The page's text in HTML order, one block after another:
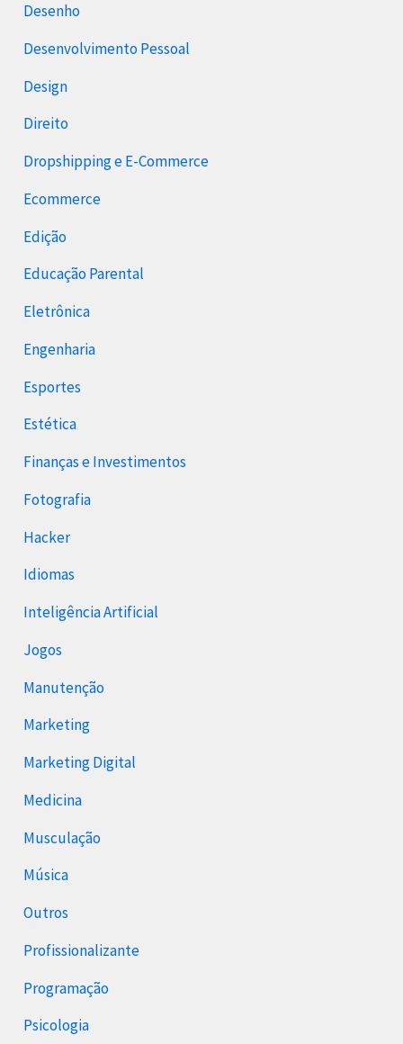
Desenho
Desenvolvimento Pessoal
Design
Direito
Dropshipping e E-Commerce
Ecommerce
Edição
Educação Parental
Eletrônica
Engenharia
Esportes
Estética
Finanças e Investimentos
Fotografia
Hacker
Idiomas
Inteligência Artificial
Jogos
Manutenção
Marketing
Marketing Digital
Medicina
Musculação
Música
Outros
Profissionalizante
Programação
Psicologia